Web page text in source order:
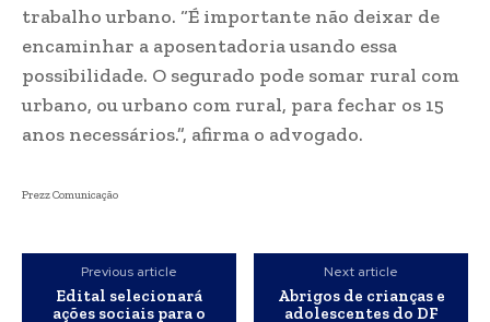
trabalho urbano. “É importante não deixar de
encaminhar a aposentadoria usando essa
possibilidade. O segurado pode somar rural com
urbano, ou urbano com rural, para fechar os 15
anos necessários.”, afirma o advogado.
Prezz Comunicação
Previous article
Edital selecionará
ações sociais para o
Next article
Abrigos de crianças e
adolescentes do DF